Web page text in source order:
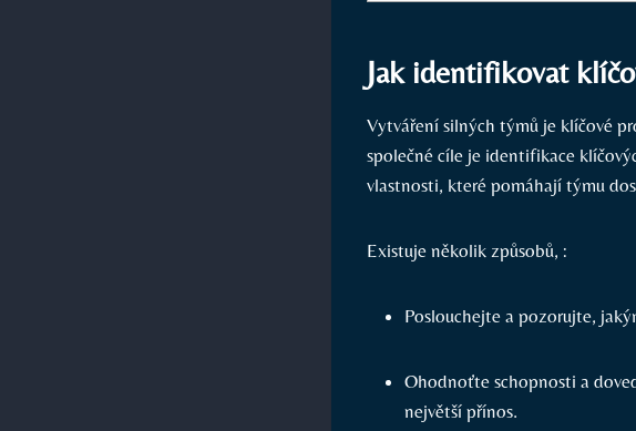
Jak​ identifikovat
Vytváření silných týmů je klíčové
společné cíle ⁤je identifikace
vlastnosti,⁢ které pomáhají týmu
Existuje⁤ několik způsobů, :
Poslouchejte‍ a⁣ pozorujte,
Ohodnoťte schopnosti a
největší přínos.